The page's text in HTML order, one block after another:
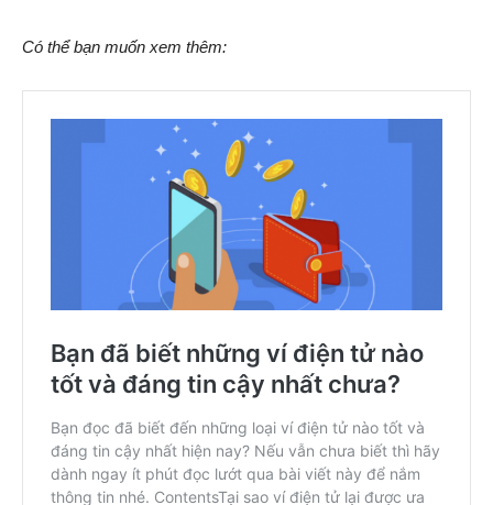
Có thể bạn muốn xem thêm: